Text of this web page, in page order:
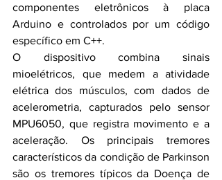
componentes eletrônicos à placa
Arduino e controlados por um código
específico em C++.
O dispositivo combina sinais
mioelétricos, que medem a atividade
elétrica dos músculos, com dados de
acelerometria, capturados pelo sensor
MPU6050, que registra movimento e a
aceleração. Os principais tremores
característicos da condição de Parkinson
são os tremores típicos da Doença de